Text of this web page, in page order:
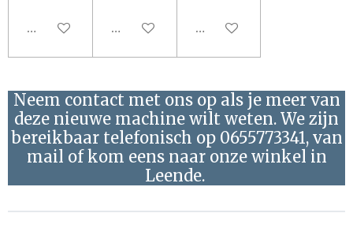
In winkelwagenIn winkelwagenIn winkelwagen
Neem contact met ons op als je meer van
deze nieuwe machine wilt weten. We zijn
bereikbaar telefonisch op 0655773341, van
mail of kom eens naar onze winkel in
Leende.